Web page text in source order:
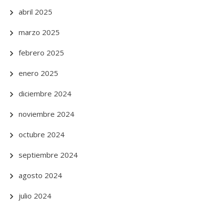
abril 2025
marzo 2025
febrero 2025
enero 2025
diciembre 2024
noviembre 2024
octubre 2024
septiembre 2024
agosto 2024
julio 2024